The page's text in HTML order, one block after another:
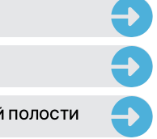
ПОЛОСТИ